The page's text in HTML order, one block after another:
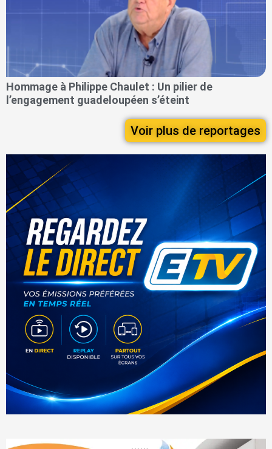
Hommage à Philippe Chaulet : Un pilier de
l’engagement guadeloupéen s’éteint
Voir plus de reportages